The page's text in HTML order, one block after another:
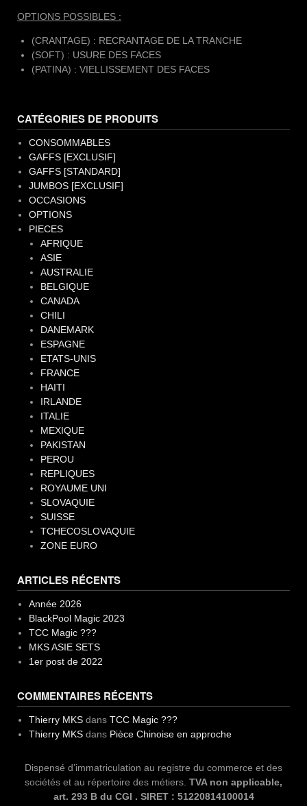
OPTIONS POSSIBLES :
(CRANTAGE) : RECRANTAGE DE LA TRANCHE
(SOFT) : USURE DES FACES
(PATINA) : VIELLISSEMENT DES FACES
CATÉGORIES DE PRODUITS
CONSOMMABLES
GAFFS [EXCLUSIF]
GAFFS [STANDARD]
JUMBOS [EXCLUSIF]
OCCASIONS
OPTIONS
PIECES
AFRIQUE
ASIE
AUSTRALIE
BELGIQUE
CANADA
CHILI
DANEMARK
ESPAGNE
ETATS-UNIS
FRANCE
HAITI
IRLANDE
ITALIE
MEXIQUE
PAKISTAN
PEROU
REPLIQUES
ROYAUME UNI
SLOVAQUIE
SUISSE
TCHECOSLOVAQUIE
ZONE EURO
ARTICLES RÉCENTS
Année 2026
BlackPool Magic 2023
TCC Magic ???
MKS ASIE SETS
1er post de 2022
COMMENTAIRES RÉCENTS
Thierry MKSdans TCC Magic ???
Thierry MKSdans Pièce Chinoise en approche
Dispensé d’immatriculation au registre du commerce et des
sociétés et au répertoire des métiers. TVA non applicable,
art. 293 B du CGI . SIRET : 51220814100014